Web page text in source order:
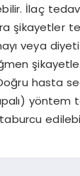
İlaç
şikayetler
veya
hasta
yöntem